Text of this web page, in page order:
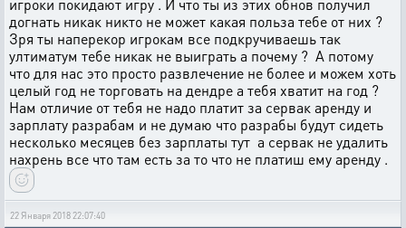
игроки покидают игру . И что ты из этих обнов получил
догнать никак никто не может какая польза тебе от них ?
Зря ты наперекор игрокам все подкручиваешь так
ултиматум тебе никак не выиграть а почему ? А потому
что для нас это просто развлечение не более и можем хоть
целый год не торговать на дендре а тебя хватит на год ?
Нам отличие от тебя не надо платит за сервак аренду и
зарплату разрабам и не думаю что разрабы будут сидеть
несколько месяцев без зарплаты тут а сервак не удалить
нахрень все что там есть за то что не платиш ему аренду .
22 Января 2018 22:07:40